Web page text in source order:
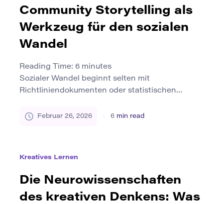
vage. Bedeutet kreatives Lernen einfach Kunst
zu unterrichten? Bezieht es sich auf begabte […]
Community Storytelling als
Werkzeug für den sozialen
Wandel
Reading Time: 6 minutes
Sozialer Wandel beginnt selten mit
Richtliniendokumenten oder statistischen
Geschichte – jemand, der über gelebte
dringend anfühlt, was sich möglich anfühlt und
was sich moralisch notwendig anfühlt. In […]
Februar 26, 2026 6 min read
Kreatives Lernen
Die Neurowissenschaften
des kreativen Denkens: Was